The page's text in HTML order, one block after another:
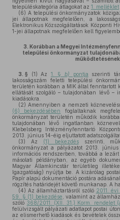
településkategória átlagokat az 1. melléklet
(6) A települési önkormányzatok
jei állapotnak megfelelően, a
Elektronikus Közszolgáltatások Központi
1-jei állapotnak megfelelően kell
3. Korábban a Megyei
települési önkormányzat
3. § (1) Az 1. §b) pontja szerinti
lakosságszám feletti települési
területén korábban a MIK által fenntartott
ellátását szolgáló – tulajdonában lévő –
kiadásokra.
(2) Amennyiben a nemzeti
(6) bekezdésében
foglaltaknak
önkormányzat területén működik
tulajdonában lévő ingatlanban
Klebelsberg Intézményfenntartó
2013. június 14-éig eljuttatott
(3) Az (1) bekezdésszerinti,
önkormányzat a pályázatot 2013.
információs rendszerben, továbbá a
másolati példányban, az egyéb
Magyar Államkincstár területileg
Igazgatóság) nyújtja be. A kizárólag
Papír alapú dokumentáció postára
rögzítés határidejét követő munkanap. A
(4) Az államháztartásról szóló 2011.
59. § (1) bekezdése , valamint az
szóló 368/2011. (XII. 31.) Korm. rendelet
felülvizsgált pályázati adatlapot postai
az elismerhető kiadások és bevételek